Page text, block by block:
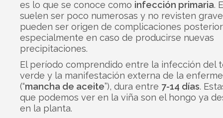
es lo que se conoce como infección primaria.
suelen ser poco numerosas y no revisten
pueden ser origen de complicaciones
especialmente en caso de producirse nuevas
precipitaciones.
El período comprendido entre la infección del
verde y la manifestación externa de la
(“mancha de aceite”), dura entre 7-14 días.
que podemos ver en la viña son el hongo ya
en la planta.